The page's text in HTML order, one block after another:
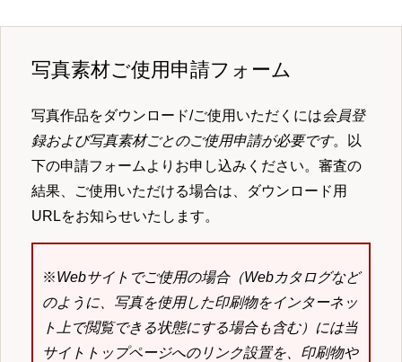
写真素材ご使用申請フォーム
写真作品をダウンロード/ご使用いただくには会員登
録および写真素材ごとのご使用申請が必要です。以
下の申請フォームよりお申し込みください。審査の
結果、ご使用いただける場合は、ダウンロード用
URLをお知らせいたします。
※Webサイトでご使用の場合（Webカタログなど
のように、写真を使用した印刷物をインターネッ
ト上で閲覧できる状態にする場合も含む）には当
サイトトップページへのリンク設置を、印刷物や